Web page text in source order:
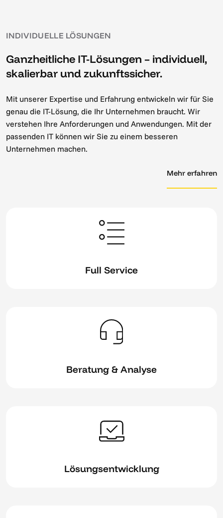
INDIVIDUELLE LÖSUNGEN
Ganzheitliche IT-Lösungen – individuell,
skalierbar und zukunftssicher.
Mit unserer Expertise und Erfahrung entwickeln wir für Sie
genau die IT-Lösung, die Ihr Unternehmen braucht. Wir
verstehen Ihre Anforderungen und Anwendungen. Mit der
passenden IT können wir Sie zu einem besseren
Unternehmen machen.
Mehr erfahren
Full Service
Beratung & Analyse
Lösungsentwicklung